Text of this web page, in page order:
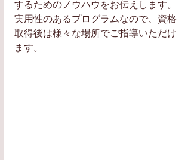
するためのノウハウをお伝えします。
実用性のあるプログラムなので、資格
取得後は様々な場所でご指導いただけ
ます。